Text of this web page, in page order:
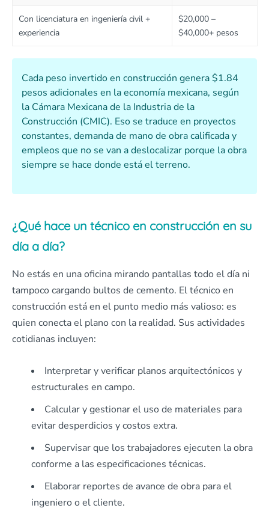
Con licenciatura en ingeniería civil +
experiencia
$20,000 –
$40,000+ pesos
Cada peso invertido en construcción genera $1.84
pesos adicionales en la economía mexicana, según
la Cámara Mexicana de la Industria de la
Construcción (CMIC). Eso se traduce en proyectos
constantes, demanda de mano de obra calificada y
empleos que no se van a deslocalizar porque la obra
siempre se hace donde está el terreno.
¿Qué hace un técnico en construcción en su
día a día?
No estás en una oficina mirando pantallas todo el día ni
tampoco cargando bultos de cemento. El técnico en
construcción está en el punto medio más valioso: es
quien conecta el plano con la realidad. Sus actividades
cotidianas incluyen:
Interpretar y verificar planos arquitectónicos y
estructurales en campo.
Calcular y gestionar el uso de materiales para
evitar desperdicios y costos extra.
Supervisar que los trabajadores ejecuten la obra
conforme a las especificaciones técnicas.
Elaborar reportes de avance de obra para el
ingeniero o el cliente.